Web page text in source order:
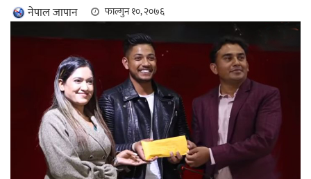
नेपाल जापान फाल्गुन १०, २०७६